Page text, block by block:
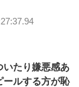
いたり嫌悪感あ
ルする方が恥